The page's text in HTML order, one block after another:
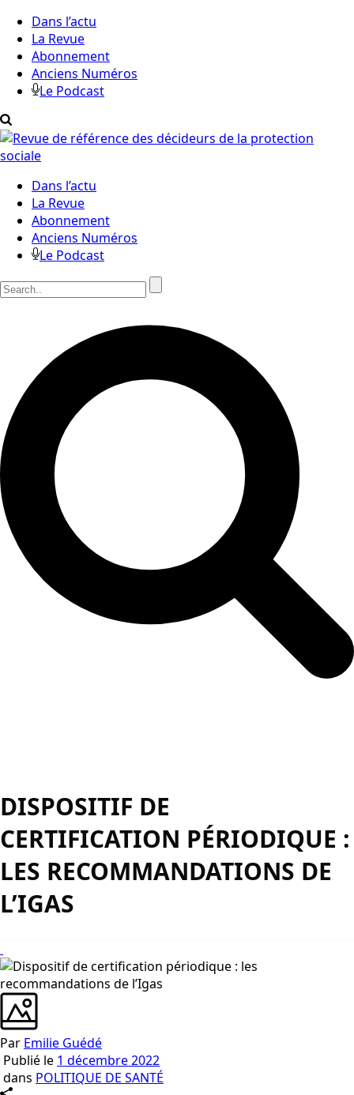
Dans l’actu
La Revue
Abonnement
Anciens Numéros
Le Podcast
Dans l’actu
La Revue
Abonnement
Anciens Numéros
Le Podcast
DISPOSITIF DE
CERTIFICATION PÉRIODIQUE :
LES RECOMMANDATIONS DE
L’IGAS
Par Emilie Guédé
Publié le 1 décembre 2022
dans POLITIQUE DE SANTÉ